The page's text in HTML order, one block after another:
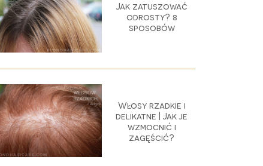
Jak zatuszować
odrosty? 8
sposobów
Włosy rzadkie i
delikatne | Jak je
wzmocnić i
zagęścić?